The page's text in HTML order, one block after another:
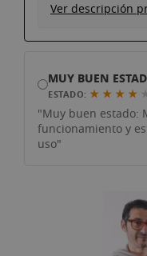
Ver descripción
MUY BUEN
ESTADO: ★ ★ ★ ★
"Muy buen estado:
funcionamiento y
uso"